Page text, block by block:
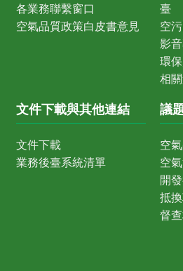
各業務聯繫窗口
空氣品質政策白皮書意見
臺
空
影
環
相
文件下載與其他連結
文件下載
業務後臺系統清單
議
空
空
開
抵
督